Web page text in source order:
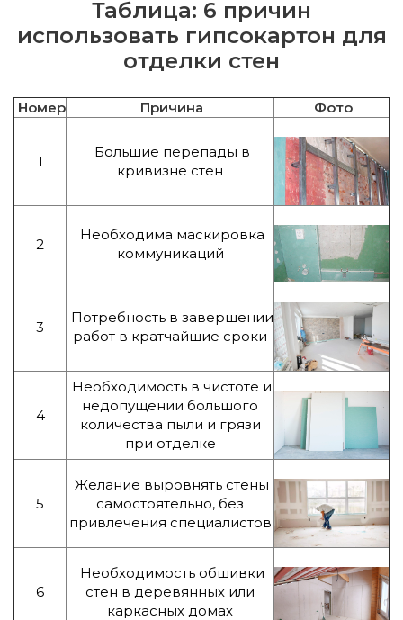
Таблица: 6 причин
использовать гипсокартон для
отделки стен
Номер Причина Фото
1
Большие перепады в
кривизне стен
2
Необходима маскировка
коммуникаций
3
Потребность в завершении
работ в кратчайшие сроки
4
Необходимость в чистоте и
недопущении большого
количества пыли и грязи
при отделке
5
Желание выровнять стены
самостоятельно, без
привлечения специалистов
6
Необходимость обшивки
стен в деревянных или
каркасных домах